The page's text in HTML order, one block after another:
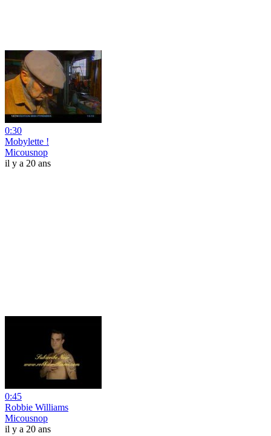
0:30
Mobylette !
Micousnop
il y a 20 ans
0:45
Robbie Williams
Micousnop
il y a 20 ans